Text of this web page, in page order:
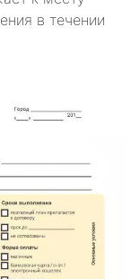
в течении